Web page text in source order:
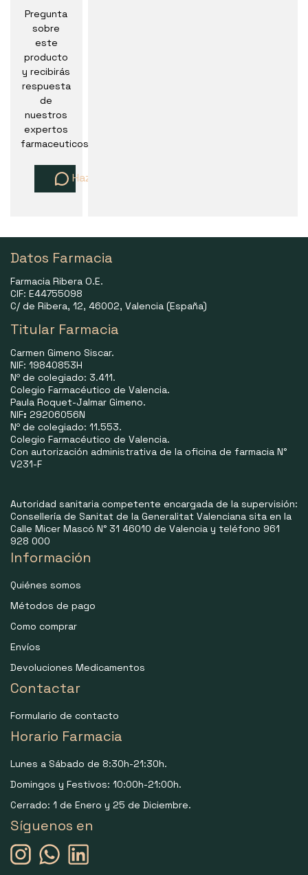
Pregunta
sobre
este
producto
y recibirás
respuesta
de
nuestros
expertos
farmaceuticos
Haz una pregunta
Datos Farmacia
Farmacia Ribera O.E.
CIF: E44755098
C/ de Ribera, 12, 46002, Valencia (España)
Titular Farmacia
Carmen Gimeno Siscar.
NIF: 19840853H
Nº de colegiado: 3.411.
Colegio Farmacéutico de Valencia.
Paula Roquet-Jalmar Gimeno.
NIF: 29206056N
Nº de colegiado: 11.553.
Colegio Farmacéutico de Valencia.
Con autorización administrativa de la oficina de farmacia N°
V231-F
Autoridad sanitaria competente encargada de la supervisión:
Consellería de Sanitat de la Generalitat Valenciana sita en la
Calle Micer Mascó N° 31 46010 de Valencia y teléfono 961
928 000
Información
Quiénes somos
Métodos de pago
Como comprar
Envíos
Devoluciones Medicamentos
Contactar
Formulario de contacto
Horario Farmacia
Lunes a Sábado de 8:30h-21:30h.
Domingos y Festivos: 10:00h-21:00h.
Cerrado: 1 de Enero y 25 de Diciembre.
Síguenos en